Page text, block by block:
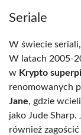
Seriale
W świecie
W latach 2005-
w Krypto
renomowanych
Jane, gdzie
jako Jude Sharp.
również